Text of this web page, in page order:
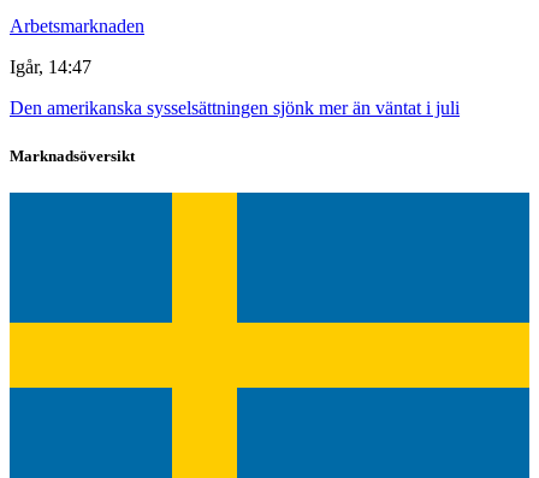
Arbetsmarknaden
Igår, 14:47
Den amerikanska sysselsättningen sjönk mer än väntat i juli
Marknadsöversikt